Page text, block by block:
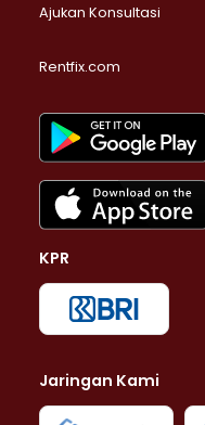
Ajukan Konsultasi
Rentfix.com
KPR
Jaringan Kami